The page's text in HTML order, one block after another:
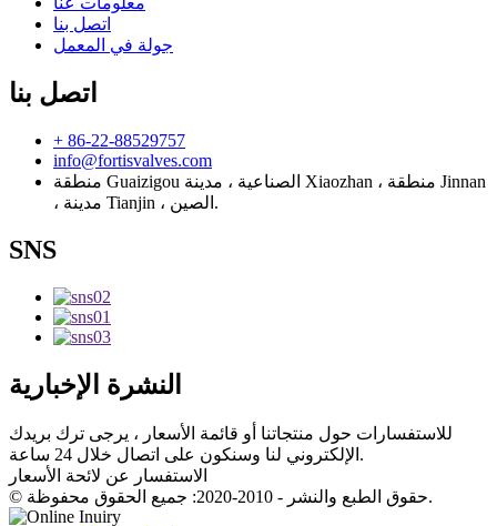
اتصل بنا
جولة في المعمل
اتصل بنا
+ 86-22-88529757
info@fortisvalves.com
منطقة Guaizigou الصناعية ، مدينة Xiaozhan ، منطقة Jinnan
، مدينة Tianjin ، الصين.
SNS
النشرة الإخبارية
للاستفسارات حول منتجاتنا أو قائمة الأسعار ، يرجى ترك بريدك
الإلكتروني لنا وسنكون على اتصال خلال 24 ساعة.
الاستفسار عن لائحة الأسعار
© حقوق الطبع والنشر - 2010-2020: جميع الحقوق محفوظة.